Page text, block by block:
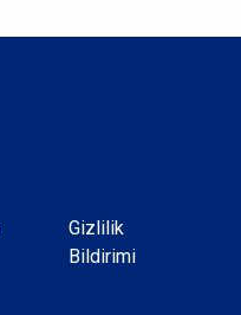
Gizlilik
Bildirimi